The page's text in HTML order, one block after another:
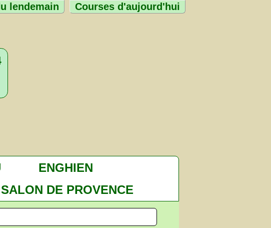
lendemain Courses d'aujourd'hui
ENGHIEN
SALON DE PROVENCE